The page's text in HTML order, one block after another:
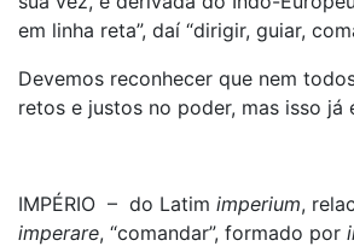
em linha reta”, daí “dirigir, guiar,
Devemos reconhecer que nem
retos e justos no poder, mas isso já
IMPÉRIO – do Latim imperium,
imperare, “comandar”, formado por